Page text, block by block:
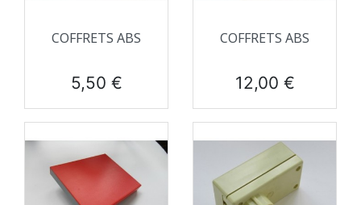
COFFRETS ABS
Prix
5,50 €
COFFRETS ABS
Prix
12,00 €